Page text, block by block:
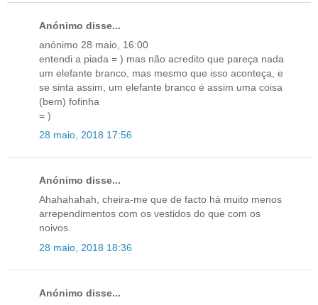
Anónimo disse...
anónimo 28 maio, 16:00
entendi a piada = ) mas não acredito que pareça nada
um elefante branco, mas mesmo que isso aconteça, e
se sinta assim, um elefante branco é assim uma coisa
(bem) fofinha
= )
28 maio, 2018 17:56
Anónimo disse...
Ahahahahah, cheira-me que de facto há muito menos
arrependimentos com os vestidos do que com os
noivos.
28 maio, 2018 18:36
Anónimo disse...